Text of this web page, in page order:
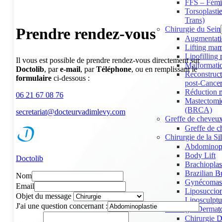
FFS –
Trans)
Chirurgie du Sein
Lifting
Lipofilling
post-
Réduction
(BRCA)
Greffe de
Greffe de
Chirurgie de la
Body Lift
Brazilian
Chirurgie
Chirurgie
Prendre rendez-vous
Il vous est possible de prendre rendez-vous directement sur
Doctolib, pare-mail, parTéléphone, ou en remplissant le
formulaire ci-dessous :
06 21 67 08 76
secretariat@docteurvadimlevy.com
Doctolib
Nom
Email
Objet du message
J'ai une question concernant :